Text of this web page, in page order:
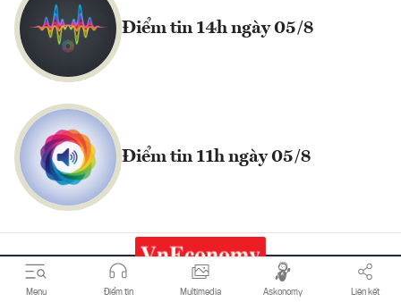
Menu Điểm tin Multimedia Askonomy Liên kết
Điểm tin 14h ngày 05/8
Điểm tin 11h ngày 05/8